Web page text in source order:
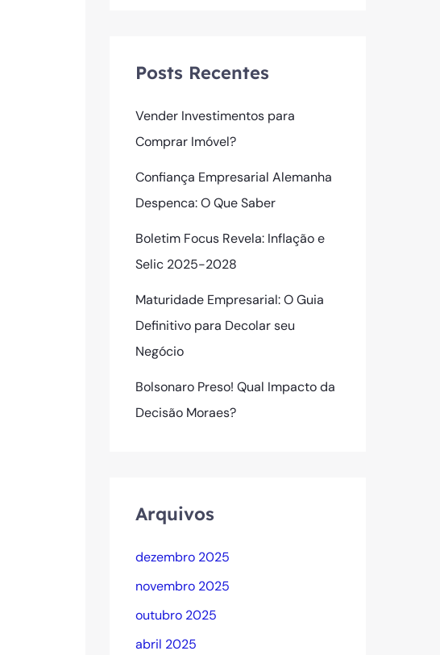
Posts Recentes
Vender Investimentos para
Comprar Imóvel?
Confiança Empresarial Alemanha
Despenca: O Que Saber
Boletim Focus Revela: Inflação e
Selic 2025-2028
Maturidade Empresarial: O Guia
Definitivo para Decolar seu
Negócio
Bolsonaro Preso! Qual Impacto da
Decisão Moraes?
Arquivos
dezembro 2025
novembro 2025
outubro 2025
abril 2025